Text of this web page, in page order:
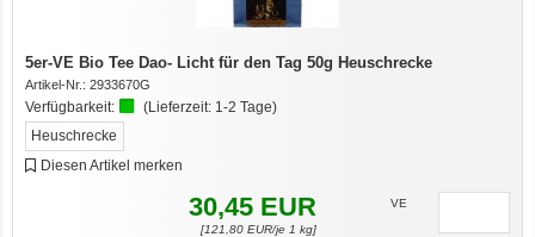
5er-VE Bio Tee Dao- Licht für den Tag 50g Heuschrecke
Artikel-Nr.: 2933670G
Verfügbarkeit: (Lieferzeit: 1-2 Tage)
Heuschrecke
Diesen Artikel merken
30,45 EUR
[121,80EUR/je 1 kg]
VE